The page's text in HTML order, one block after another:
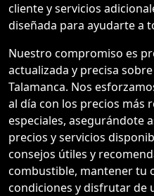
cliente y servicios
diseñada para ayudarte a
Nuestro compromiso es
actualizada y precisa
Talamanca. Nos
al día con los precios más
especiales, asegurándote
precios y servicios
consejos útiles y
combustible, mantener tu
condiciones y disfrutar de